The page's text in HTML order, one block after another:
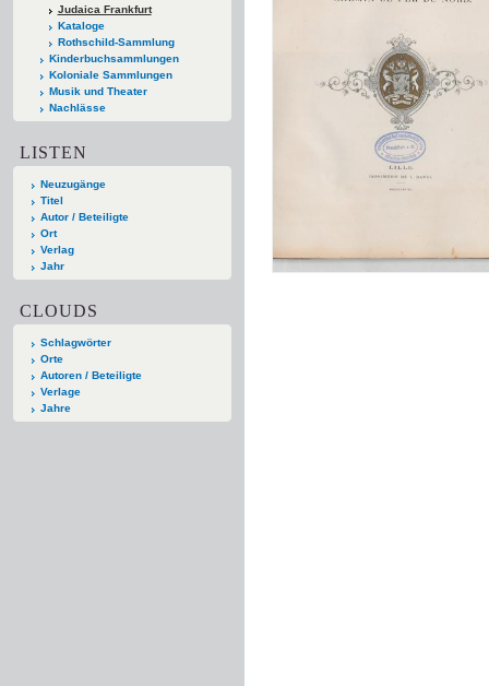
Judaica Frankfurt
Kataloge
Rothschild-Sammlung
Kinderbuchsammlungen
Koloniale Sammlungen
Musik und Theater
Nachlässe
LISTEN
Neuzugänge
Titel
Autor / Beteiligte
Ort
Verlag
Jahr
CLOUDS
Schlagwörter
Orte
Autoren / Beteiligte
Verlage
Jahre